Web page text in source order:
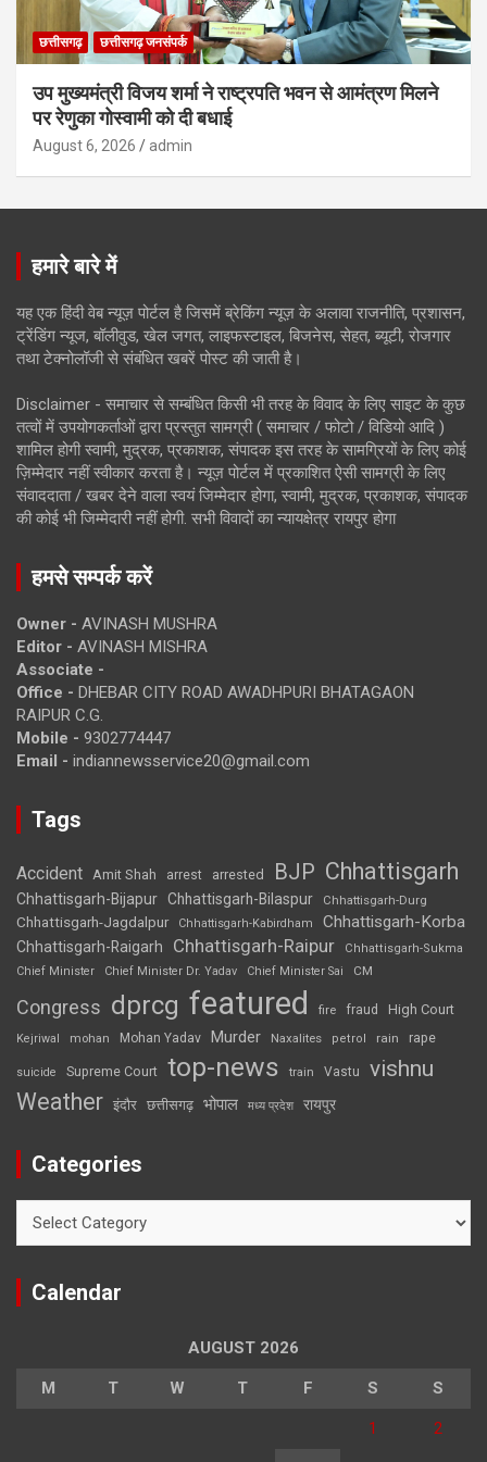
छत्तीसगढ़ छत्तीसगढ़ जनसंपर्क
उप मुख्यमंत्री विजय शर्मा ने राष्ट्रपति भवन से आमंत्रण मिलने
पर रेणुका गोस्वामी को दी बधाई
August 6, 2026 admin
हमारे बारे में
यह एक हिंदी वेब न्यूज़ पोर्टल है जिसमें ब्रेकिंग न्यूज़ के अलावा राजनीति, प्रशासन,
ट्रेंडिंग न्यूज, बॉलीवुड, खेल जगत, लाइफस्टाइल, बिजनेस, सेहत, ब्यूटी, रोजगार
तथा टेक्नोलॉजी से संबंधित खबरें पोस्ट की जाती है।
Disclaimer - समाचार से सम्बंधित किसी भी तरह के विवाद के लिए साइट के कुछ
तत्वों में उपयोगकर्ताओं द्वारा प्रस्तुत सामग्री ( समाचार / फोटो / विडियो आदि )
शामिल होगी स्वामी, मुद्रक, प्रकाशक, संपादक इस तरह के सामग्रियों के लिए कोई
ज़िम्मेदार नहीं स्वीकार करता है। न्यूज़ पोर्टल में प्रकाशित ऐसी सामग्री के लिए
संवाददाता / खबर देने वाला स्वयं जिम्मेदार होगा, स्वामी, मुद्रक, प्रकाशक, संपादक
की कोई भी जिम्मेदारी नहीं होगी. सभी विवादों का न्यायक्षेत्र रायपुर होगा
हमसे सम्पर्क करें
Owner - AVINASH MUSHRA
Editor - AVINASH MISHRA
Associate -
Office - DHEBAR CITY ROAD AWADHPURI BHATAGAON
RAIPUR C.G.
Mobile - 9302774447
Email - indiannewsservice20@gmail.com
Tags
Accident Amit Shah arrest arrested BJP Chhattisgarh
Chhattisgarh-Bijapur Chhattisgarh-Bilaspur Chhattisgarh-Durg
Chhattisgarh-Jagdalpur Chhattisgarh-Kabirdham Chhattisgarh-Korba
Chhattisgarh-Raigarh Chhattisgarh-Raipur
Chhattisgarh-Sukma
Chief Minister
Chief Minister Dr. Yadav Chief Minister Sai CM
Congress dprcg featured fire fraud High Court
Kejriwal mohan Mohan Yadav Murder Naxalites petrol rain rape
suicide Supreme Court top-news train Vastu vishnu
Weather इंदौर छत्तीसगढ़ भोपाल मध्य प्रदेश रायपुर
Categories
Calendar
AUGUST 2026
M T W T F S S
1 2